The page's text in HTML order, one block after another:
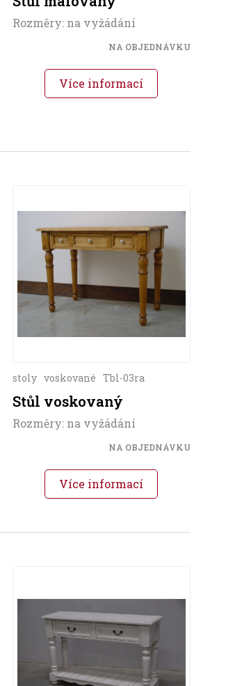
Rozměry: na vyžádání
NA OBJEDNÁVKU
Více informací
stoly voskované Tbl-03ra
Stůl voskovaný
Rozměry: na vyžádání
NA OBJEDNÁVKU
Více informací